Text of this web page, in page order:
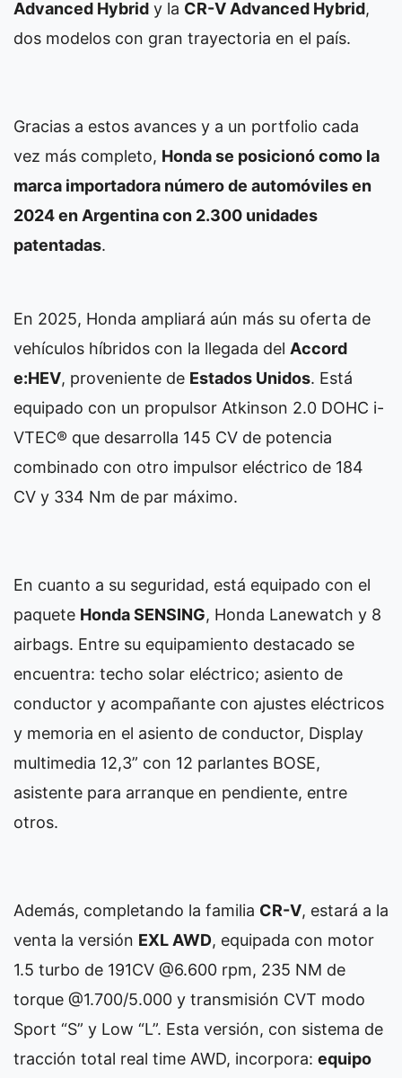
Advanced Hybrid y la CR-V Advanced Hybrid,
dos modelos con gran trayectoria en el país.
Gracias a estos avances y a un portfolio cada
vez más completo, Honda se posicionó como la
marca importadora número de automóviles en
2024 en Argentina con 2.300 unidades
patentadas.
En 2025, Honda ampliará aún más su oferta de
vehículos híbridos con la llegada del Accord
e:HEV, proveniente de Estados Unidos. Está
equipado con un propulsor Atkinson 2.0 DOHC i-
VTEC® que desarrolla 145 CV de potencia
combinado con otro impulsor eléctrico de 184
CV y 334 Nm de par máximo.
En cuanto a su seguridad, está equipado con el
paquete Honda SENSING, Honda Lanewatch y 8
airbags. Entre su equipamiento destacado se
encuentra: techo solar eléctrico; asiento de
conductor y acompañante con ajustes eléctricos
y memoria en el asiento de conductor, Display
multimedia 12,3” con 12 parlantes BOSE,
asistente para arranque en pendiente, entre
otros.
Además, completando la familia CR-V, estará a la
venta la versión EXL AWD, equipada con motor
1.5 turbo de 191CV @6.600 rpm, 235 NM de
torque @1.700/5.000 y transmisión CVT modo
Sport “S” y Low “L”. Esta versión, con sistema de
tracción total real time AWD, incorpora: equipo